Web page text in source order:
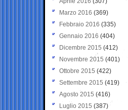
Marzo 2016 (369)
Febbraio 2016 (335)
Gennaio 2016 (404)
Dicembre 2015 (412)
Novembre 2015 (401)
Ottobre 2015 (422)
Settembre 2015 (419)
Agosto 2015 (416)
Luglio 2015 (387)